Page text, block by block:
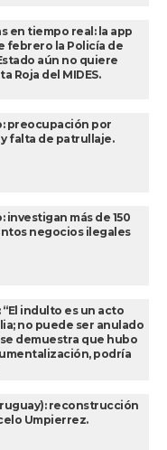
en tiempo real: la app
febrero la Policía de
aún no quiere
Roja del MIDES.
preocupación por
falta de patrullaje.
más de 150
negocios ilegales
indulto es un acto
no puede ser anulado
demuestra que hubo
podría
reconstrucción
Umpierrez.